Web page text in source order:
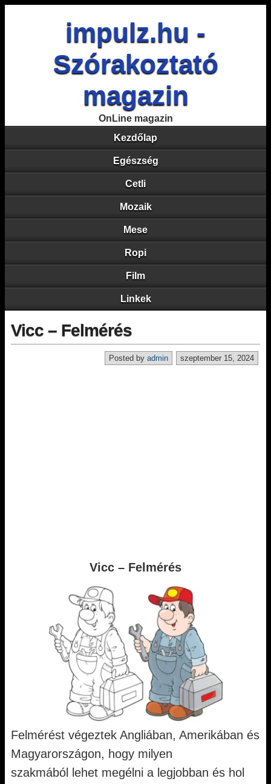
impulz.hu -
Szórakoztató
magazin
OnLine magazin
Kezdőlap
Egészség
Cetli
Mozaik
Mese
Ropi
Film
Linkek
Vicc – Felmérés
szeptember 15, 2024
Posted by admin
Vicc – Felmérés
Felmérést végeztek Angliában, Amerikában és
Magyarországon, hogy milyen
szakmából lehet megélni a legjobban és hol